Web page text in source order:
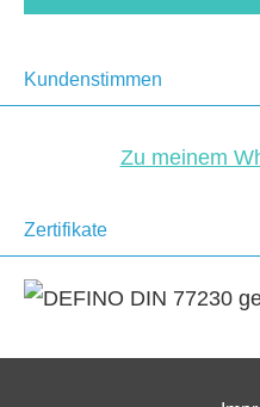
Kundenstimmen
Zu meinem
Zertifikate